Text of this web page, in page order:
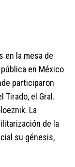
en la mesa de
en México
participaron
Tirado, el Gral.
La
de la
su génesis,